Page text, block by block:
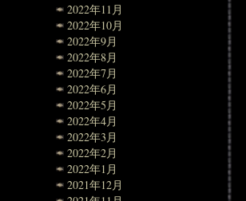
2022年11月
2022年10月
2022年9月
2022年8月
2022年7月
2022年6月
2022年5月
2022年4月
2022年3月
2022年2月
2022年1月
2021年12月